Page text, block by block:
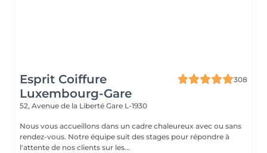
Esprit Coiffure
Luxembourg-Gare
308
52, Avenue de la Liberté Gare L-1930
Nous vous accueillons dans un cadre chaleureux avec ou sans
rendez-vous. Notre équipe suit des stages pour répondre à
l'attente de nos clients sur les...